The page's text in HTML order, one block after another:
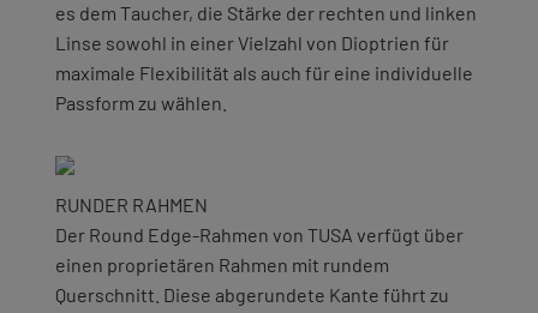
es dem Taucher, die Stärke der rechten und linken
Linse sowohl in einer Vielzahl von Dioptrien für
maximale Flexibilität als auch für eine individuelle
Passform zu wählen.
RUNDER RAHMEN
Der Round Edge-Rahmen von TUSA verfügt über
einen proprietären Rahmen mit rundem
Querschnitt. Diese abgerundete Kante führt zu